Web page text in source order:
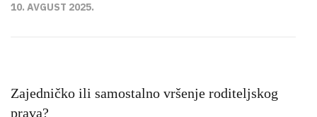
10. AVGUST 2025.
Zajedničko ili samostalno vršenje roditeljskog
prava?